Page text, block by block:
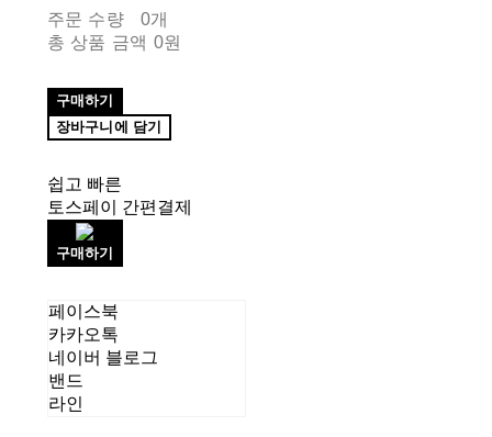
주문 수량
0개
총 상품 금액 0원
구매하기
장바구니에 담기
쉽고 빠른
토스페이 간편결제
구매하기
페이스북
카카오톡
네이버 블로그
밴드
라인